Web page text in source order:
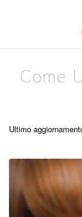
Come
Ultimo